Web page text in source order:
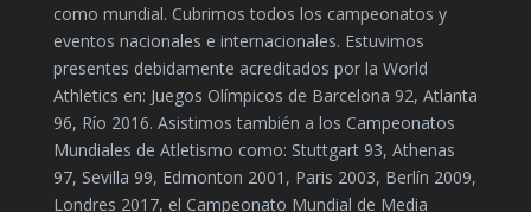
como mundial. Cubrimos todos los campeonatos y
eventos nacionales e internacionales. Estuvimos
presentes debidamente acreditados por la World
Athletics en: Juegos Olímpicos de Barcelona 92, Atlanta
96, Río 2016. Asistimos también a los Campeonatos
Mundiales de Atletismo como: Stuttgart 93, Athenas
97, Sevilla 99, Edmonton 2001, Paris 2003, Berlín 2009,
Londres 2017, el Campeonato Mundial de Media